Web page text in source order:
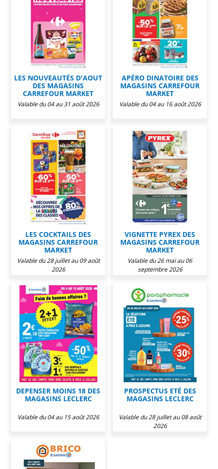
LES NOUVEAUTÉS D'AOUT
DES MAGASINS
CARREFOUR MARKET
Valable du 04 au 31 août 2026
APÉRO DINATOIRE DES
MAGASINS CARREFOUR
MARKET
Valable du 04 au 16 août 2026
LES COCKTAILS DES
MAGASINS CARREFOUR
MARKET
Valable du 28 juillet au 09 août
2026
VIGNETTE PYREX DES
MAGASINS CARREFOUR
MARKET
Valable du 26 mai au 06
septembre 2026
DEPENSER MOINS 18 DES
MAGASINS LECLERC
Valable du 04 au 15 août 2026
PROSPECTUS ETÉ DES
MAGASINS LECLERC
Valable du 28 juillet au 08 août
2026